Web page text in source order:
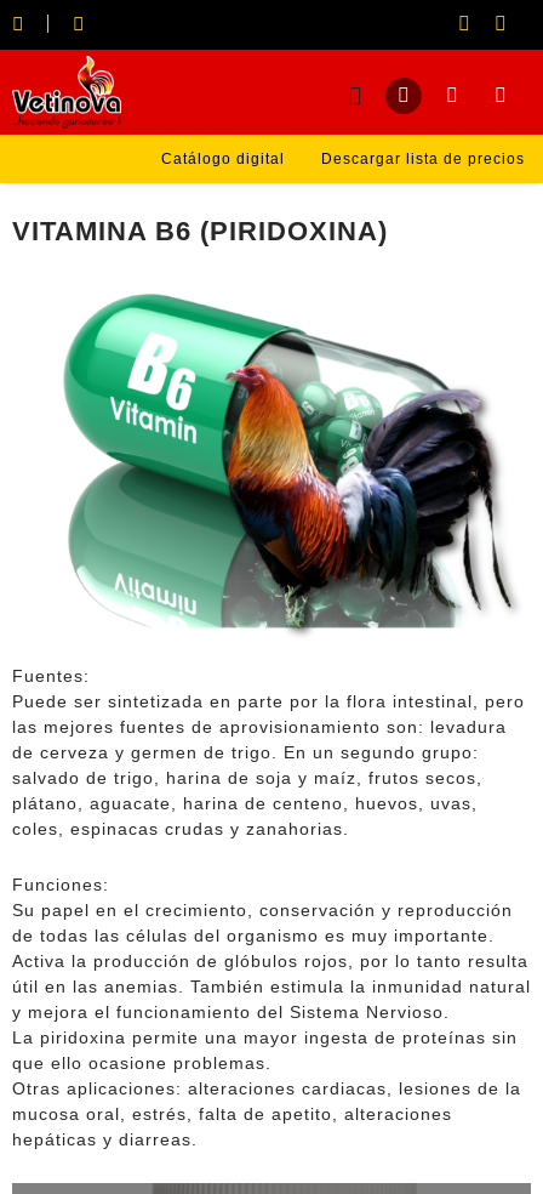
Catálogo digital Descargar lista de precios
VITAMINA B6 (PIRIDOXINA)
Fuentes:
Puede ser sintetizada en parte por la flora intestinal, pero
las mejores fuentes de aprovisionamiento son: levadura
de cerveza y germen de trigo. En un segundo grupo:
salvado de trigo, harina de soja y maíz, frutos secos,
plátano, aguacate, harina de centeno, huevos, uvas,
coles, espinacas crudas y zanahorias.
Funciones:
Su papel en el crecimiento, conservación y reproducción
de todas las células del organismo es muy importante.
Activa la producción de glóbulos rojos, por lo tanto resulta
útil en las anemias. También estimula la inmunidad natural
y mejora el funcionamiento del Sistema Nervioso.
La piridoxina permite una mayor ingesta de proteínas sin
que ello ocasione problemas.
Otras aplicaciones: alteraciones cardiacas, lesiones de la
mucosa oral, estrés, falta de apetito, alteraciones
hepáticas y diarreas.